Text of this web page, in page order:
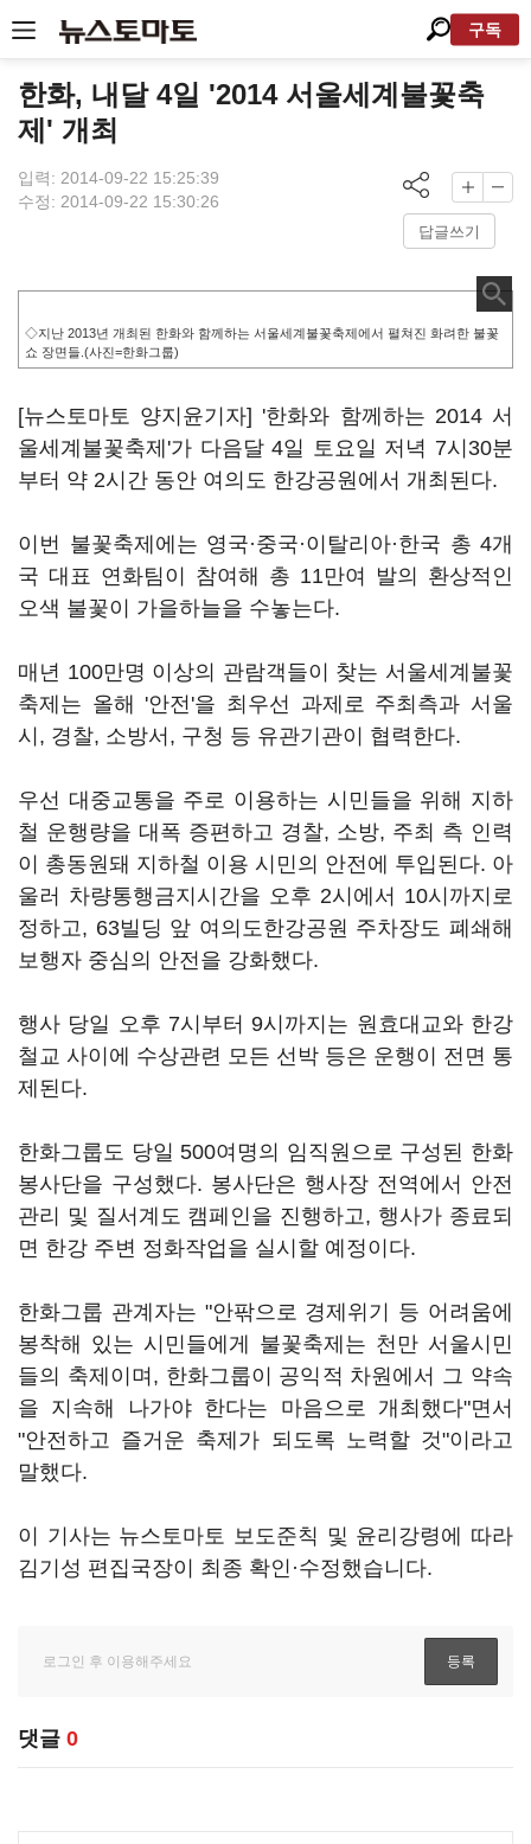
구독
한화, 내달 4일 '2014 서울세계불꽃축
제' 개최
입력: 2014-09-22 15:25:39
수정: 2014-09-22 15:30:26
답글쓰기
◇지난 2013년 개최된 한화와 함께하는 서울세계불꽃축제에서 펼쳐진 화려한 불꽃
쇼 장면들.(사진=한화그룹)
[뉴스토마토 양지윤기자] '한화와 함께하는 2014 서
울세계불꽃축제'가 다음달 4일 토요일 저녁 7시30분
부터 약 2시간 동안 여의도 한강공원에서 개최된다.
이번 불꽃축제에는 영국·중국·이탈리아·한국 총 4개
국 대표 연화팀이 참여해 총 11만여 발의 환상적인
오색 불꽃이 가을하늘을 수놓는다.
매년 100만명 이상의 관람객들이 찾는 서울세계불꽃
축제는 올해 '안전'을 최우선 과제로 주최측과 서울
시, 경찰, 소방서, 구청 등 유관기관이 협력한다.
우선 대중교통을 주로 이용하는 시민들을 위해 지하
철 운행량을 대폭 증편하고 경찰, 소방, 주최 측 인력
이 총동원돼 지하철 이용 시민의 안전에 투입된다. 아
울러 차량통행금지시간을 오후 2시에서 10시까지로
정하고, 63빌딩 앞 여의도한강공원 주차장도 폐쇄해
보행자 중심의 안전을 강화했다.
행사 당일 오후 7시부터 9시까지는 원효대교와 한강
철교 사이에 수상관련 모든 선박 등은 운행이 전면 통
제된다.
한화그룹도 당일 500여명의 임직원으로 구성된 한화
봉사단을 구성했다. 봉사단은 행사장 전역에서 안전
관리 및 질서계도 캠페인을 진행하고, 행사가 종료되
면 한강 주변 정화작업을 실시할 예정이다.
한화그룹 관계자는 "안팎으로 경제위기 등 어려움에
봉착해 있는 시민들에게 불꽃축제는 천만 서울시민
들의 축제이며, 한화그룹이 공익적 차원에서 그 약속
을 지속해 나가야 한다는 마음으로 개최했다"면서
"안전하고 즐거운 축제가 되도록 노력할 것"이라고
말했다.
이 기사는 뉴스토마토 보도준칙 및 윤리강령에 따라
김기성 편집국장이 최종 확인·수정했습니다.
댓글 0